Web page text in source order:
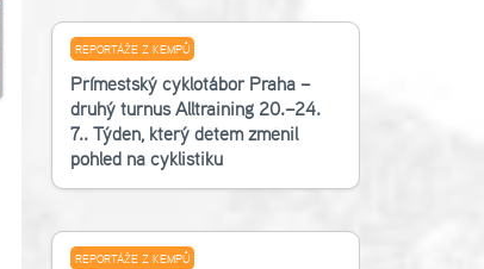
REPORTÁŽE Z KEMPŮ
Příměstský cyklotábor Praha –
druhý turnus Alltraining 20.–24.
7.. Týden, který dětem změnil
pohled na cyklistiku
REPORTÁŽE Z KEMPŮ